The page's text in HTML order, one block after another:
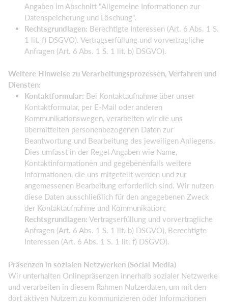
Angaben im Abschnitt "Allgemeine Informationen zur
Datenspeicherung und Löschung".
Rechtsgrundlagen: Berechtigte Interessen (Art. 6 Abs. 1 S.
1 lit. f) DSGVO). Vertragserfüllung und vorvertragliche
Anfragen (Art. 6 Abs. 1 S. 1 lit. b) DSGVO).
Weitere Hinweise zu Verarbeitungsprozessen, Verfahren und
Diensten:
Kontaktformular: Bei Kontaktaufnahme über unser
Kontaktformular, per E-Mail oder anderen
Kommunikationswegen, verarbeiten wir die uns
übermittelten personenbezogenen Daten zur
Beantwortung und Bearbeitung des jeweiligen Anliegens.
Dies umfasst in der Regel Angaben wie Name,
Kontaktinformationen und gegebenenfalls weitere
Informationen, die uns mitgeteilt werden und zur
angemessenen Bearbeitung erforderlich sind. Wir nutzen
diese Daten ausschließlich für den angegebenen Zweck
der Kontaktaufnahme und Kommunikation;
Rechtsgrundlagen: Vertragserfüllung und vorvertragliche
Anfragen (Art. 6 Abs. 1 S. 1 lit. b) DSGVO), Berechtigte
Interessen (Art. 6 Abs. 1 S. 1 lit. f) DSGVO).
Präsenzen in sozialen Netzwerken (Social Media)
Wir unterhalten Onlinepräsenzen innerhalb sozialer Netzwerke
und verarbeiten in diesem Rahmen Nutzerdaten, um mit den
dort aktiven Nutzern zu kommunizieren oder Informationen